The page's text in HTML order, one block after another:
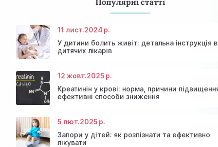
Знижки та акції на масаж у Київі
Консультація ендокринолога та діагностика
залози
Діагностика щитовидної залози
Акція: 20% знижки на консультації лікарів!
11 лист.2024 р.
У дитини болить живіт: детальна інструкція
дитячих лікарів
12 жовт.2025 р.
Креатинін у крові: норма, причини
ефективні способи зниження
5 лют.2025 р.
Запори у дітей: як розпізнати та ефективно
лікувати